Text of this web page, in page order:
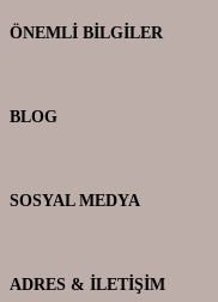
ÖNEMLI BILGILER
BLOG
SOSYAL MEDYA
ADRES & İLETIŞIM